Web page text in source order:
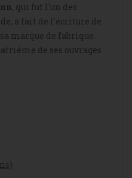
, qui fut l'un des
a fait de l'écriture de
marque de fabrique.
de ses ouvrages